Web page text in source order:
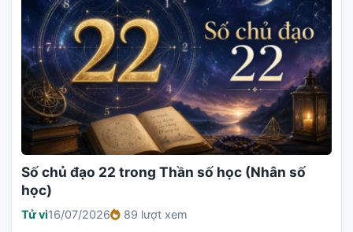
Số chủ đạo 22 trong Thần số học (Nhân số
học)
Tử vi16/07/2026 89 lượt xem